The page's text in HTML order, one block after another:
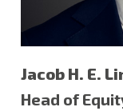
Jacob H. E.
Head of